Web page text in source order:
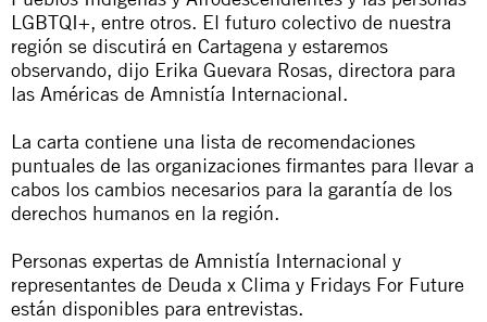
LGBTQI+, entre otros. El futuro colectivo de nuestra
región se discutirá en Cartagena y estaremos
observando, dijo Erika Guevara Rosas, directora para
las Américas de Amnistía Internacional.
La carta contiene una lista de recomendaciones
puntuales de las organizaciones firmantes para llevar a
cabos los cambios necesarios para la garantía de los
derechos humanos en la región.
Personas expertas de Amnistía Internacional y
representantes de Deuda x Clima y Fridays For Future
están disponibles para entrevistas.